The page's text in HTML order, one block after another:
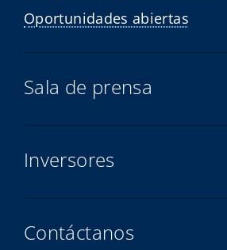
Oportunidades abiertas
Sala de prensa
Inversores
Contáctanos